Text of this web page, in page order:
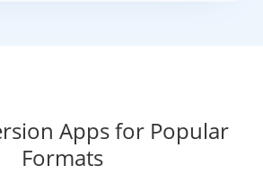
Apps for Popular
Formats